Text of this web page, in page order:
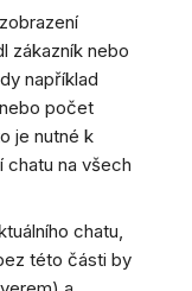
zákazník nebo
například
počet
je nutné k
chatu na všech
chatu,
této části by